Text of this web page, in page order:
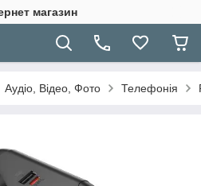
магазин
Аудіо, Відео, Фото Телефонія